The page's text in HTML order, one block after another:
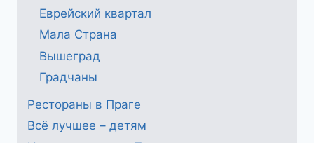
Еврейский квартал
Мала Страна
Вышеград
Градчаны
Рестораны в Праге
Всё лучшее – детям